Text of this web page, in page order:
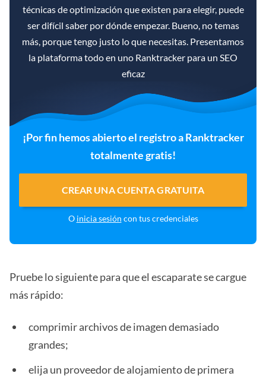
técnicas de optimización que existen para elegir, puede
ser difícil saber por dónde empezar. Bueno, no temas
más, porque tengo justo lo que necesitas. Presentamos
la plataforma todo en uno Ranktracker para un SEO
eficaz
¡Por fin hemos abierto el registro a Ranktracker
totalmente gratis!
CREAR UNA CUENTA GRATUITA
O inicia sesión con tus credenciales
Pruebe lo siguiente para que el escaparate se cargue
más rápido:
comprimir archivos de imagen demasiado
grandes;
elija un proveedor de alojamiento de primera